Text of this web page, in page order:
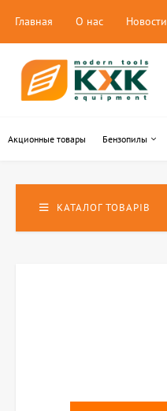
Главная О нас Новости
Акционные товары Бензопилы
КАТАЛОГ ТОВАРІВ